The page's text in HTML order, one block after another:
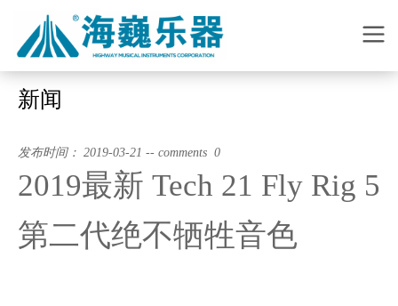
新闻
发布时间： 2019-03-21 -- comments 0
2019最新 Tech 21 Fly Rig 5
第二代绝不牺牲音色